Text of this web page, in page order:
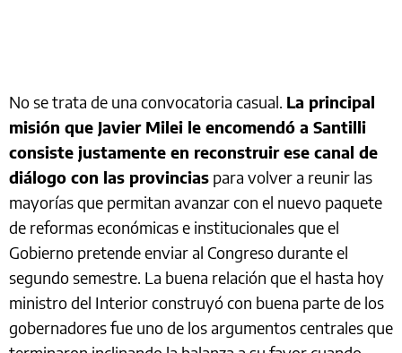
No se trata de una convocatoria casual. La principal
misión que Javier Milei le encomendó a Santilli
consiste justamente en reconstruir ese canal de
diálogo con las provincias para volver a reunir las
mayorías que permitan avanzar con el nuevo paquete
de reformas económicas e institucionales que el
Gobierno pretende enviar al Congreso durante el
segundo semestre. La buena relación que el hasta hoy
ministro del Interior construyó con buena parte de los
gobernadores fue uno de los argumentos centrales que